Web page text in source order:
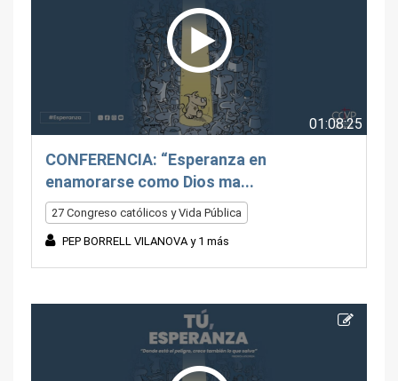
01:08:25
CONFERENCIA: “Esperanza en
enamorarse como Dios ma...
27 Congreso católicos y Vida Pública
PEP BORRELL VILANOVA y 1 más